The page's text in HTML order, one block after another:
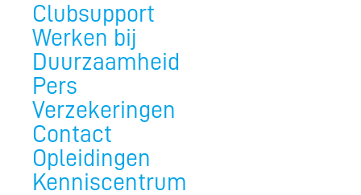
Clubsupport
Werken bij
Duurzaamheid
Pers
Verzekeringen
Contact
Opleidingen
Kenniscentrum